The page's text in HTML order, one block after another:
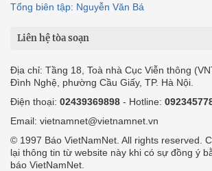
Tổng biên tập: Nguyễn Văn Bá
Liên hệ tòa soạn
Địa chỉ: Tầng 18, Toà nhà Cục Viễn thông
Đình Nghệ, phường Cầu Giấy, TP. Hà Nội.
Điện thoại: 02439369898 - Hotline:
Email: vietnamnet@vietnamnet.vn
© 1997 Báo VietNamNet. All rights reserved.
lại thông tin từ website này khi có sự đồng ý
báo VietNamNet.